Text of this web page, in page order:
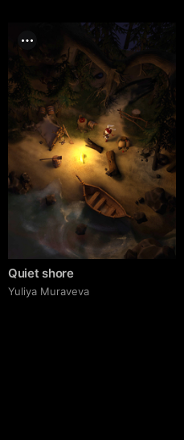
Quiet shore
Yuliya Muraveva